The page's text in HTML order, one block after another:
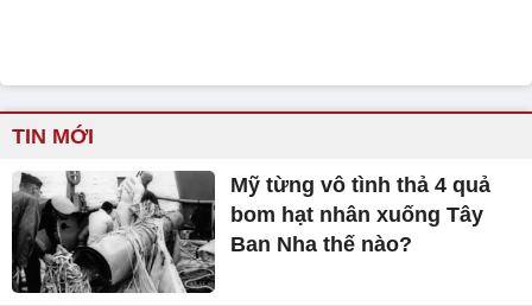
TIN MỚI
Mỹ từng vô tình thả 4 quả
bom hạt nhân xuống Tây
Ban Nha thế nào?